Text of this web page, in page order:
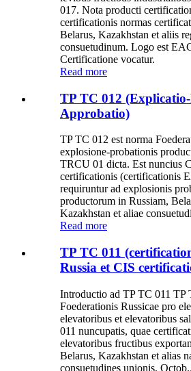
017. Nota producti
certificationis normas
Belarus, Kazakhstan et aliis
consuetudinum. Logo est
Certificatione vocatur.
Read more
TP TC 012
Approbatio)
TP TC 012 est norma
explosione-probationis
TRCU 01 dicta. Est nuncius
certificationis (certificationis
requiruntur ad explosionis
productorum in Russiam,
Kazakhstan et aliae
Read more
TP TC 011
Russia et CIS
Introductio ad TP TC 011 TP
Foederationis Russicae pro
elevatoribus et elevatoribus
011 nuncupatis, quae
elevatoribus fructibus
Belarus, Kazakhstan et alias
consuetudines unionis.